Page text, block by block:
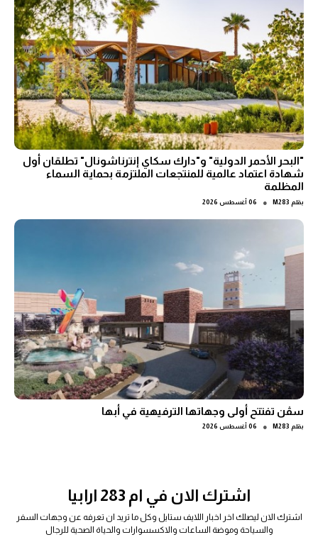
"البحر الأحمر الدولية" و"دارك سكاي إنترناشونال" تطلقان أول
شهادة اعتماد عالمية للمنتجعات الملتزمة بحماية السماء
المظلمة
بقلم M283
● 06 أغسطس 2026
سڤن تفتتح أولى وجهاتها الترفيهية في أبها
بقلم M283
● 06 أغسطس 2026
اشترك الان في ام 283 ارابيا
اشترك الان ليصلك اخر اخبار اللايف ستايل وكل ما تريد ان تعرفه عن وجهات السفر
والسياحة وموضة الساعات والاكسسوارات والحياة الصحية للرجال